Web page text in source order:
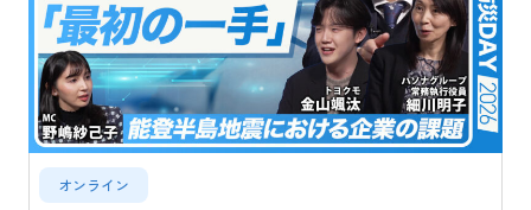
オンライン